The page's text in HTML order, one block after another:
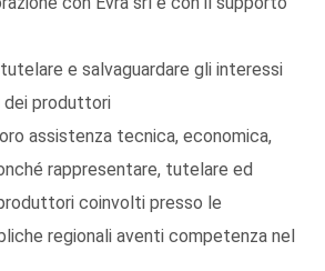
e salvaguardare gli interessi
dei produttori
assistenza tecnica, economica,
rappresentare, tutelare ed
coinvolti presso le
regionali aventi competenza nel